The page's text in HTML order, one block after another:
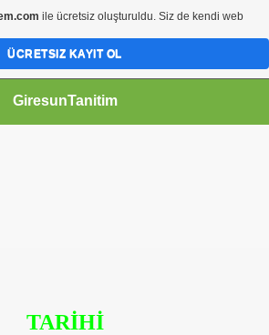
GiresunTanitim
TARİHİ
ile ücretsiz oluşturuldu. Siz de kendi web
ÜCRETSIZ KAYIT OL